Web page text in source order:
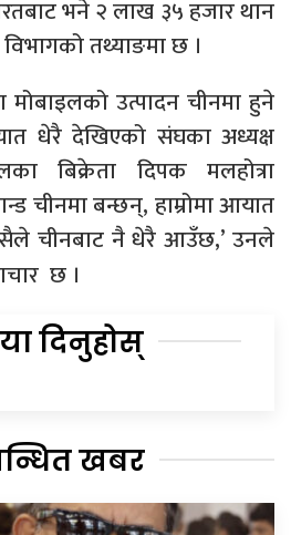
भने २ लाख ३५ हजार थान
तथ्याङमा छ ।
मोबाइलको उत्पादन चीनमा हुने
धेरै देखिएको संघका अध्यक्ष
बिक्रेता दिपक मलहोत्रा
चीनमा बन्छन्, हाम्रोमा आयात
चीनबाट नै धेरै आउँछ,’ उनले
छ ।
दिनुहोस्
खबर